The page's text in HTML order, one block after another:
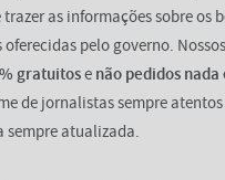
as informações sobre os
pelo governo. Nossos
gratuitose não pedidos
de jornalistas sempre
sempre atualizada.